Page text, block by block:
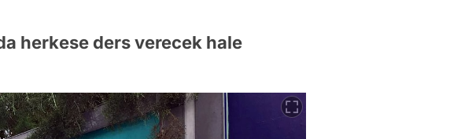
herkese ders verecek hale